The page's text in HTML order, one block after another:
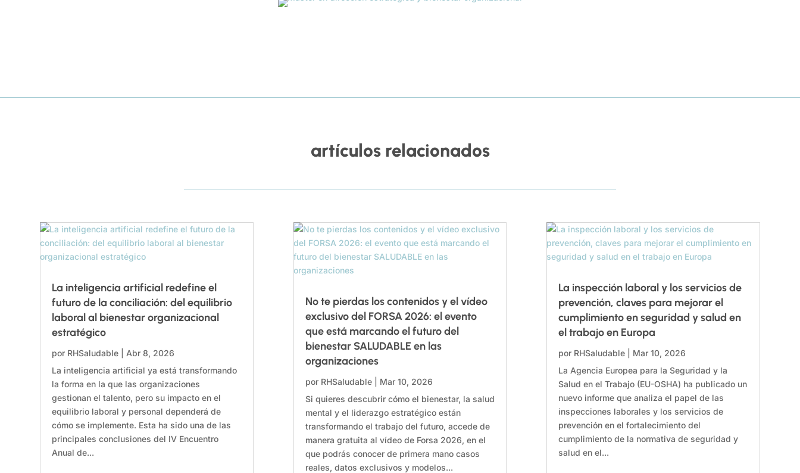
artículos relacionados
La inteligencia artificial redefine el
futuro de la conciliación: del equilibrio
laboral al bienestar organizacional
estratégico
por RHSaludable
Abr 8, 2026
La inteligencia artificial ya está transformando
la forma en la que las organizaciones
gestionan el talento, pero su impacto en el
equilibrio laboral y personal dependerá de
cómo se implemente. Esta ha sido una de las
principales conclusiones del IV Encuentro
Anual de...
No te pierdas los contenidos y el vídeo
exclusivo del FORSA 2026: el evento
que está marcando el futuro del
bienestar SALUDABLE en las
organizaciones
por RHSaludable| Mar 10, 2026
Si quieres descubrir cómo el bienestar, la salud
mental y el liderazgo estratégico están
transformando el trabajo del futuro, accede de
manera gratuita al vídeo de Forsa 2026, en el
que podrás conocer de primera mano casos
reales, datos exclusivos y modelos...
La inspección laboral y los servicios de
prevención, claves para mejorar el
cumplimiento en seguridad y salud en
el trabajo en Europa
por RHSaludable| Mar 10, 2026
La Agencia Europea para la Seguridad y la
Salud en el Trabajo (EU-OSHA) ha publicado un
nuevo informe que analiza el papel de las
inspecciones laborales y los servicios de
prevención en el fortalecimiento del
cumplimiento de la normativa de seguridad y
salud en el...